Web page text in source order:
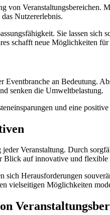
Nutzererlebnis.
Sie lassen
schafft neue Möglichkeiten für
an Bedeutung.
senken die Umweltbelastung.
und eine
Veranstaltung. Durch
auf innovative und flexible
Herausforderungen
vielseitigen Möglichkeiten